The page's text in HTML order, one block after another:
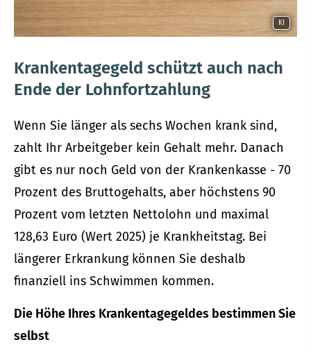
KI
Krankentagegeld schützt auch nach
Ende der Lohnfortzahlung
Wenn Sie länger als sechs Wochen krank sind,
zahlt Ihr Arbeitgeber kein Gehalt mehr. Danach
gibt es nur noch Geld von der Krankenkasse - 70
Prozent des Bruttogehalts, aber höchstens 90
Prozent vom letzten Nettolohn und maximal
128,63 Euro (Wert 2025) je Krankheitstag. Bei
längerer Erkrankung können Sie deshalb
finanziell ins Schwimmen kommen.
Die Höhe Ihres Krankentagegeldes bestimmen Sie
selbst